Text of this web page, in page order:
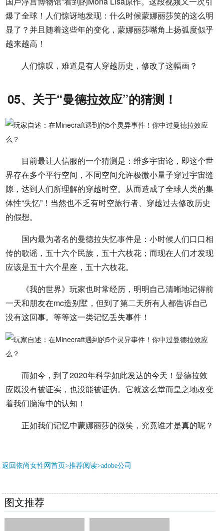
爆了全球！人们惊讶地发现：什么时候蒙娜丽莎笑的这么明
显了？并且随着这些年的变化，蒙娜丽莎嘴角上扬弧度似乎
越来越高！
人们惊叹，难道是有人穿越历史，修改了这幅画？
05、关于“曼德拉效应”的猜测！
目前最让人信服的一个猜测是：维多宇宙论，即这个世
界存在多个平行空间，不同空间允许极微小量子穿过宇宙缝
隙，达到人们所理解的穿越时空。从而造成了全球人类的集
体性“失忆”！当然也不乏有时空旅行者、穿越过去修改历史
的假想。
国内最为著名的曼德拉失忆事件是：小时候人们口口相
传的歌谣，五十六个民族，五十六枝花；而现在人们才发现
应该是五十六个星座，五十六枝花。
《我的世界》玩家也时常经历，明明自己清晰地记得前
一天和朋友在mc造别墅，但到了第二天所有人都告诉自己
没有这回事。等等这一类记忆丢失事件！
而如今，到了2020年科学如此发达的今天！曼德拉效
应既没有被证实，也没能被证伪。它就这么堂而皇之地改变
着我们脑海中的认知！
正如我们记忆中蒙娜丽莎的微笑，究竟谁才是真的呢？
返回依尚女性网首页>推荐阅读>adobe公司
图文推荐